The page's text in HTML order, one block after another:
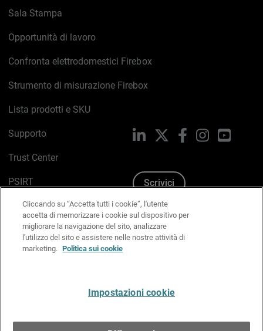
Sala Stampa
Opportunità di lavoro
Confronta elettrodomestici Firebox
Strumento di misurazione Firebox
Lista prodotti e SKU
Supporto
Trust Center
PSIRT
Politica sui cookie
Informativa sulla privacy
Kit Media & Brand
LinkedIn FacebookInstagram
Scrivici
Cliccando su “Accetta tutti i cookie”, l'utente
accetta di memorizzare i cookie sul dispositivo per
migliorare la navigazione del sito, analizzare
l'utilizzo del sito e assistere nelle nostre attività di
marketing. Politica sui cookie
Impostazioni cookie